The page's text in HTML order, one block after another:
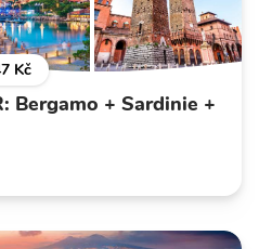
Kč
Bergamo + Sardinie +